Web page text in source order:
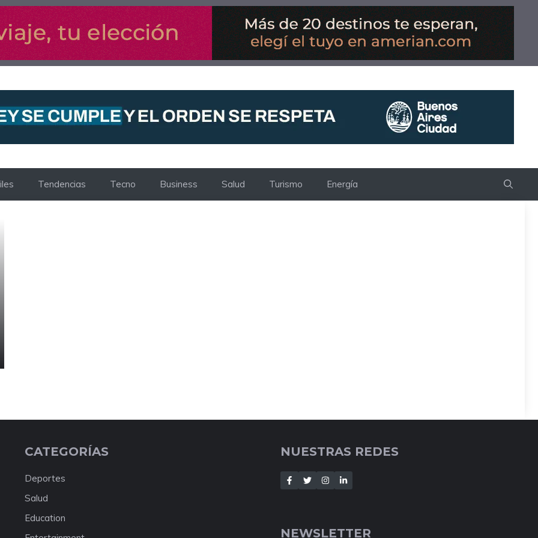
Tendencias Tecno Business Salud Turismo Energía
CATEGORÍAS
Deportes
Salud
Education
NUESTRAS REDES
NEWSLETTER